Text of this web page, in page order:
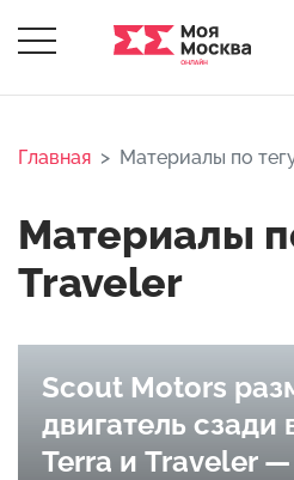
Главная Материалы по
Материалы
Traveler
Scout Motors
двигатель сзади
Terra и Traveler —